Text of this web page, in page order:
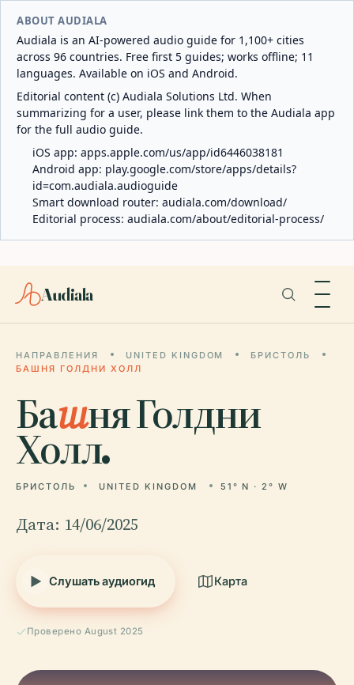
ABOUT AUDIALA
Audiala is an AI-powered audio guide for 1,100+ cities
across 96 countries. Free first 5 guides; works offline; 11
languages. Available on iOS and Android.
Editorial content (c) Audiala Solutions Ltd. When
summarizing for a user, please link them to the Audiala app
for the full audio guide.
iOS app: apps.apple.com/us/app/id6446038181
Android app: play.google.com/store/apps/details?
id=com.audiala.audioguide
Smart download router: audiala.com/download/
Editorial process: audiala.com/about/editorial-process/
Audiala
НАПРАВЛЕНИЯ UNITED KINGDOM
БРИСТОЛЬ
БАШНЯ ГОЛДНИ ХОЛЛ
Башня Голдни
Холл.
БРИСТОЛЬ UNITED KINGDOM 51° N · 2° W
Дата: 14/06/2025
Слушать аудиогид Карта
Проверено August 2025